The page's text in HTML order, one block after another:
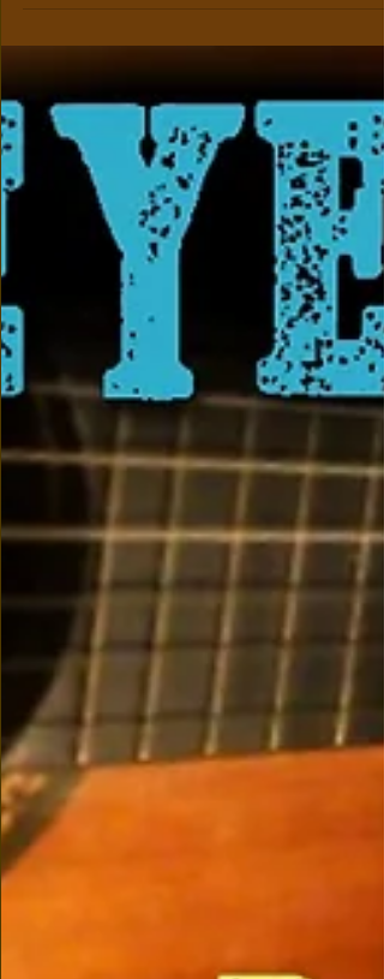
What´s up?